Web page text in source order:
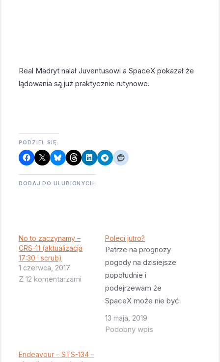
Real Madryt nalał Juventusowi a SpaceX pokazał że
lądowania są już praktycznie rutynowe.
PODZIEL SIĘ:
DODAJ DO ULUBIONYCH:
No to zaczynamy –
CRS-11 (aktualizacja
17:30 i scrub)
1 czerwca, 2017
Z 12 komentarzami
Poleci jutro?
Patrze na prognozy
pogody na dzisiejsze
popołudnie i
podejrzewam że
SpaceX może nie być
w stanie zrobić dziś
testu statycznego
13 maja, 2019
Podobny wpis
Endeavour – STS-134 –